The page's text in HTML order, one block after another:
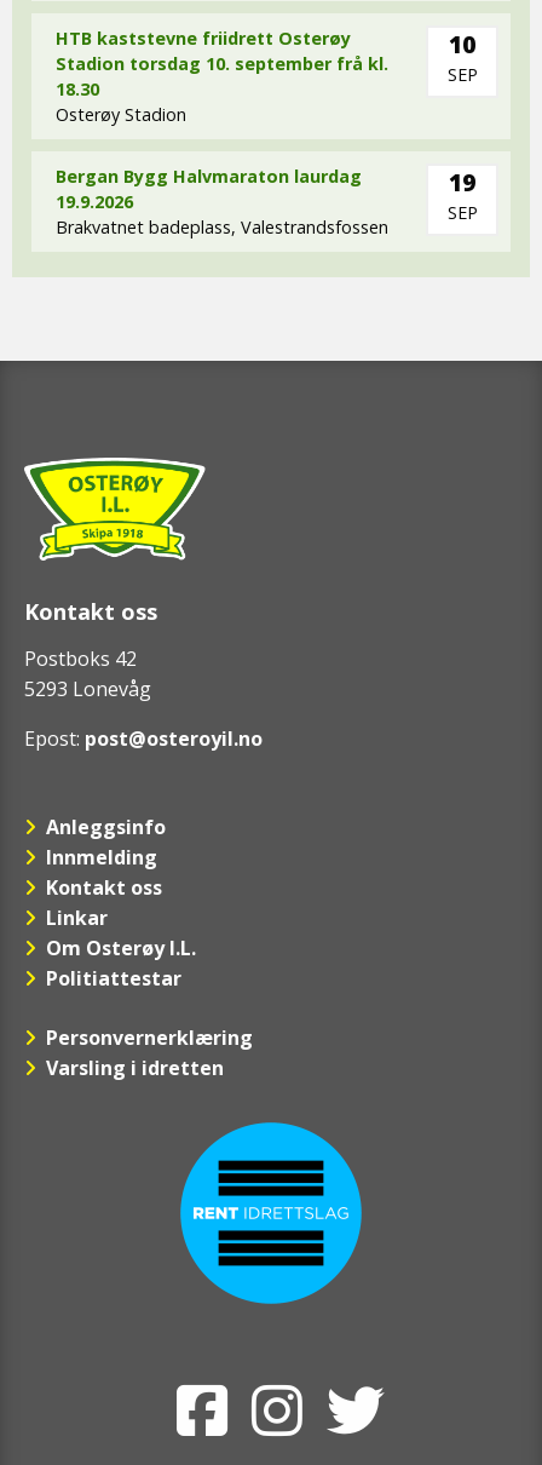
HTB kaststevne friidrett Osterøy
Stadion torsdag 10. september frå kl.
18.30
Osterøy Stadion
10
SEP
Bergan Bygg Halvmaraton laurdag
19.9.2026
Brakvatnet badeplass, Valestrandsfossen
19
SEP
Kontakt oss
Postboks 42
5293 Lonevåg
Epost: post@osteroyil.no
Anleggsinfo
Innmelding
Kontakt oss
Linkar
Om Osterøy I.L.
Politiattestar
Personvernerklæring
Varsling i idretten